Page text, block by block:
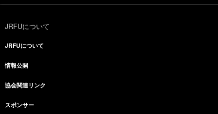
JRFUについて
JRFUについて
情報公開
協会関連リンク
スポンサー